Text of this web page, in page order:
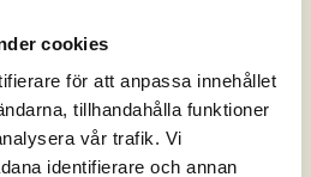
cookies
för att anpassa innehållet
tillhandahålla funktioner
vår trafik. Vi
identifierare och annan
ca 100 × 80 cm
40 mm
Kokosnet 500 gr/m².